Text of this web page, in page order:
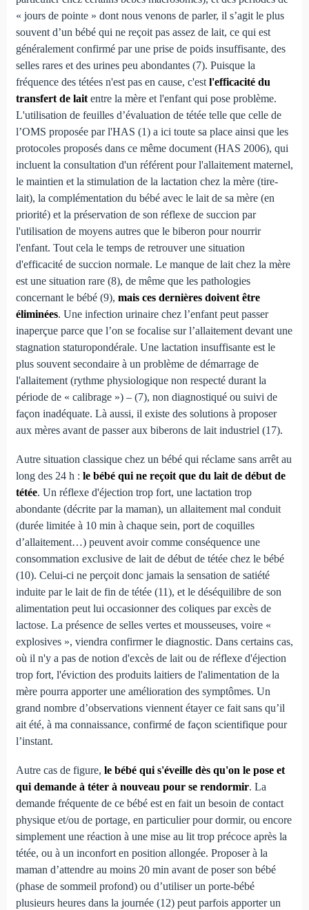
« jours de pointe » dont nous venons de parler, il s’agit le plus
souvent d’un bébé qui ne reçoit pas assez de lait, ce qui est
généralement confirmé par une prise de poids insuffisante, des
selles rares et des urines peu abondantes (7). Puisque la
fréquence des tétées n'est pas en cause, c'est l'efficacité du
transfert de laitentre la mère et l'enfant qui pose problème.
L'utilisation de feuilles d’évaluation de tétée telle que celle de
l’OMS proposée par l'HAS (1) a ici toute sa place ainsi que les
protocoles proposés dans ce même document (HAS 2006), qui
incluent la consultation d'un référent pour l'allaitement maternel,
le maintien et la stimulation de la lactation chez la mère (tire-
lait), la complémentation du bébé avec le lait de sa mère (en
priorité) et la préservation de son réflexe de succion par
l'utilisation de moyens autres que le biberon pour nourrir
l'enfant. Tout cela le temps de retrouver une situation
d'efficacité de succion normale. Le manque de lait chez la mère
est une situation rare (8), de même que les pathologies
concernant le bébé (9), mais ces dernières doivent être
éliminées. Une infection urinaire chez l’enfant peut passer
inaperçue parce que l’on se focalise sur l’allaitement devant une
stagnation staturopondérale. Une lactation insuffisante est le
plus souvent secondaire à un problème de démarrage de
l'allaitement (rythme physiologique non respecté durant la
période de « calibrage ») – (7), non diagnostiqué ou suivi de
façon inadéquate. Là aussi, il existe des solutions à proposer
aux mères avant de passer aux biberons de lait industriel (17).
Autre situation classique chez un bébé qui réclame sans arrêt au
long des 24 h : le bébé qui ne reçoit que du lait de début de
tétée. Un réflexe d'éjection trop fort, une lactation trop
abondante (décrite par la maman), un allaitement mal conduit
(durée limitée à 10 min à chaque sein, port de coquilles
d’allaitement…) peuvent avoir comme conséquence une
consommation exclusive de lait de début de tétée chez le bébé
(10). Celui-ci ne perçoit donc jamais la sensation de satiété
induite par le lait de fin de tétée (11), et le déséquilibre de son
alimentation peut lui occasionner des coliques par excès de
lactose. La présence de selles vertes et mousseuses, voire «
explosives », viendra confirmer le diagnostic. Dans certains cas,
où il n'y a pas de notion d'excès de lait ou de réflexe d'éjection
trop fort, l'éviction des produits laitiers de l'alimentation de la
mère pourra apporter une amélioration des symptômes. Un
grand nombre d’observations viennent étayer ce fait sans qu’il
ait été, à ma connaissance, confirmé de façon scientifique pour
l’instant.
Autre cas de figure, le bébé qui s'éveille dès qu'on le pose et
qui demande à téter à nouveau pour se rendormir. La
demande fréquente de ce bébé est en fait un besoin de contact
physique et/ou de portage, en particulier pour dormir, ou encore
simplement une réaction à une mise au lit trop précoce après la
tétée, ou à un inconfort en position allongée. Proposer à la
maman d’attendre au moins 20 min avant de poser son bébé
(phase de sommeil profond) ou d’utiliser un porte-bébé
plusieurs heures dans la journée (12) peut parfois apporter un